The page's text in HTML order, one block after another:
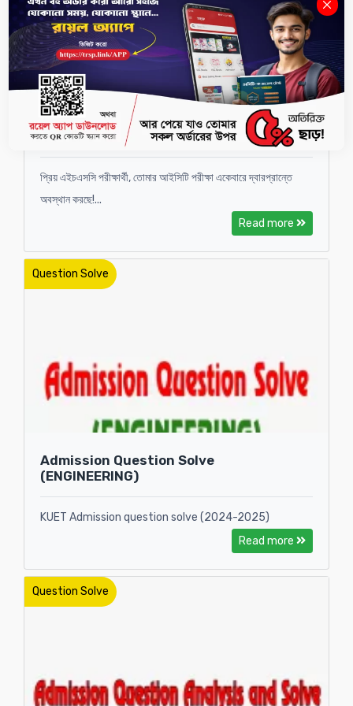
এইচএসসি আইসিটিতে সর্বোচ্চ নম্বরের জন্য সঠিক প্রস্তুতি ও
কৌশল !
প্রিয় এইচএসসি পরীক্ষার্থী, তোমার আইসিটি পরীক্ষা একেবারে দ্বারপ্রান্তে
অবস্থান করছে!...
Read more
Question Solve
Admission Question Solve
(ENGINEERING)
KUET Admission question solve (2024-2025)
Read more
Question Solve